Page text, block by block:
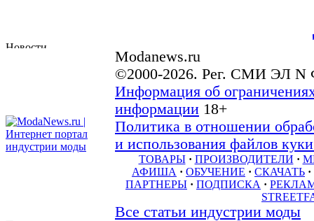
Modanews.ru
©2000-2026. Рег. СМИ ЭЛ N
Информация об
информации 18+
Политика в отношении
и использования файлов
ТОВАРЫ · ПРОИЗВОДИТЕЛИ ·
АФИША · ОБУЧЕНИЕ · СКАЧАТЬ ·
ПАРТНЕРЫ · ПОДПИСКА ·
Все статьи индустрии моды